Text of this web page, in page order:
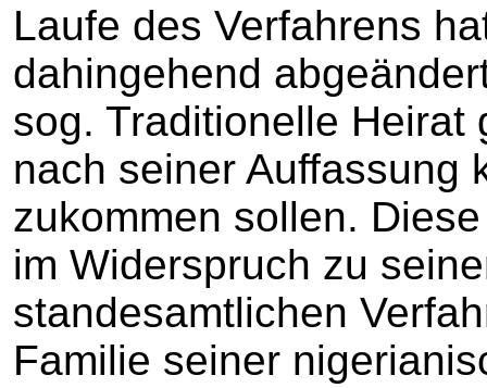
Laufe des Verfahrens
dahingehend
sog. Traditionelle Heirat
nach seiner Auffassung
zukommen sollen.
im Widerspruch zu
standesamtlichen
Familie seiner